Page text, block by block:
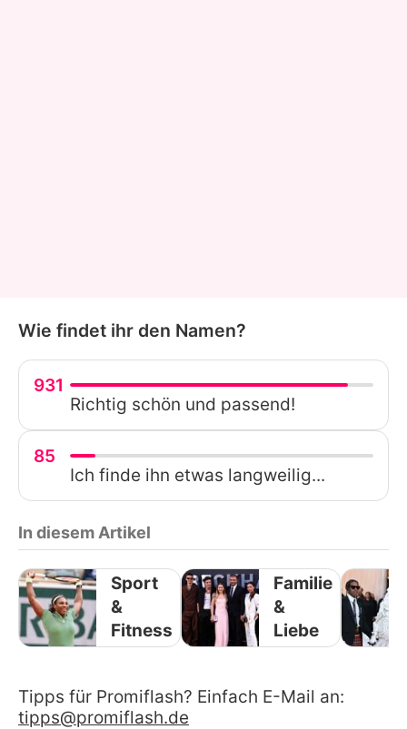
Wie findet ihr den Namen?
931
Richtig schön und passend!
85
Ich finde ihn etwas langweilig...
In diesem Artikel
Sport
&
Fitness
Familie
&
Liebe
Tipps für Promiflash? Einfach E-Mail an:
tipps@promiflash.de